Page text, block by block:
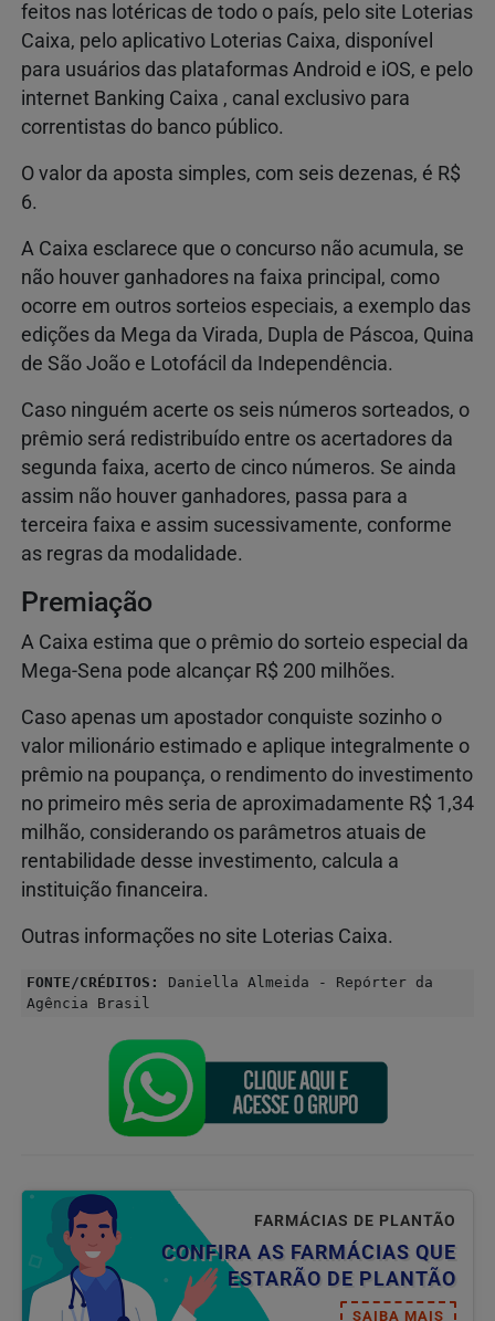
feitos nas lotéricas de todo o país, pelo site Loterias
Caixa, pelo aplicativo Loterias Caixa, disponível
para usuários das plataformas Android e iOS, e pelo
internet Banking Caixa , canal exclusivo para
correntistas do banco público.
O valor da aposta simples, com seis dezenas, é R$
6.
A Caixa esclarece que o concurso não acumula, se
não houver ganhadores na faixa principal, como
ocorre em outros sorteios especiais, a exemplo das
edições da Mega da Virada, Dupla de Páscoa, Quina
de São João e Lotofácil da Independência.
Caso ninguém acerte os seis números sorteados, o
prêmio será redistribuído entre os acertadores da
segunda faixa, acerto de cinco números. Se ainda
assim não houver ganhadores, passa para a
terceira faixa e assim sucessivamente, conforme
as regras da modalidade.
Premiação
A Caixa estima que o prêmio do sorteio especial da
Mega-Sena pode alcançar R$ 200 milhões.
Caso apenas um apostador conquiste sozinho o
valor milionário estimado e aplique integralmente o
prêmio na poupança, o rendimento do investimento
no primeiro mês seria de aproximadamente R$ 1,34
milhão, considerando os parâmetros atuais de
rentabilidade desse investimento, calcula a
instituição financeira.
Outras informações no site Loterias Caixa.
FONTE/CRÉDITOS:
Daniella Almeida - Repórter da
Agência Brasil
FARMÁCIAS DE PLANTÃO
CONFIRA AS FARMÁCIAS QUE
ESTARÃO DE PLANTÃO
SAIBA MAIS